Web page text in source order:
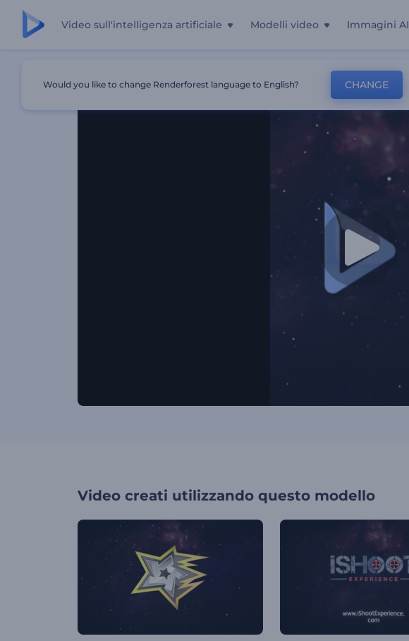
Video sull'intelligenza artificiale Modelli video Immagini AI
Rivelazione Del Logo Di Starflight: Una Scena Traballante
Video creati utilizzando questo modello
Would you like to change Renderforest language to English? CHANGE